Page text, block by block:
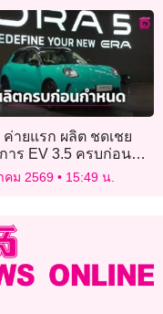
ค่ายแรก ผลิต ชดเชย
าร EV 3.5 ครบก่อน
คม 2569 15:49 น.